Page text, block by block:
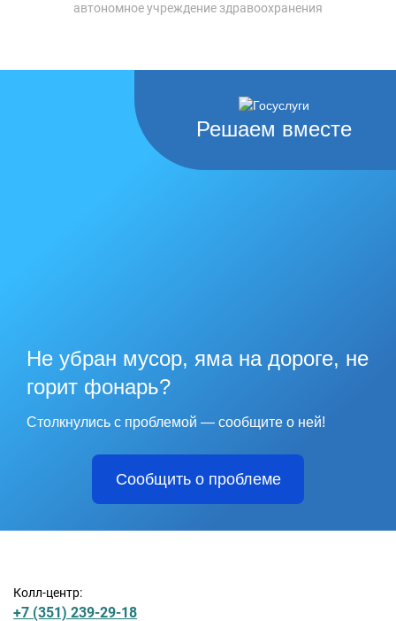
автономное учреждение здравоохранения
Решаем вместе
Не убран мусор, яма на дороге, не
горит фонарь?
Столкнулись с проблемой — сообщите о ней!
Сообщить о проблеме
Колл-центр:
+7 (351) 239-29-18